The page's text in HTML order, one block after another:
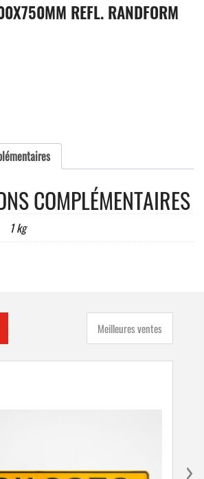
REFL. RANDFORM
COMPLÉMENTAIRES
1 kg
Meilleures ventes